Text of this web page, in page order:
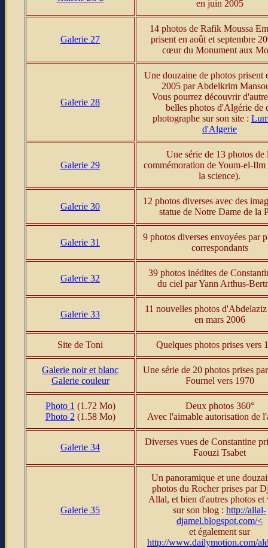
en juin 2005
Galerie 27
14 photos de Rafik Moussa
prisent en août et septembre
cœur du Monument aux
Galerie 28
Une douzaine de photos prisent
2005 par Abdelkrim
Vous pourrez découvrir
belles photos d'Algérie de
photographe sur son site :
d'Algerie
Galerie 29
Une série de 13 photos de
commémoration de Youm-el-Ilm
la science).
Galerie 30
12 photos diverses avec des
statue de Notre Dame de la
Galerie 31
9 photos diverses envoyées par
correspondants
Galerie 32
39 photos inédites de
du ciel par Yann Arthus-
Galerie 33
11 nouvelles photos
en mars 2006
Site de Toni Quelques photos prises vers
Galerie noir et blanc
Galerie couleur
Une série de 20 photos prises
Fournel vers 1970
Photo 1 (1.72 Mo)
Photo 2 (1.58 Mo)
Deux photos 360°
Avec l'aimable autorisation de
Galerie 34
Diverses vues de Constantine
Faouzi Tsabet
Galerie 35
Un panoramique et une
photos du Rocher prises par
Allal, et bien d'autres photos et
sur son blog : http://allal-
djamel.blogspot.com/<
et également sur
http://www.dailymotion.com/